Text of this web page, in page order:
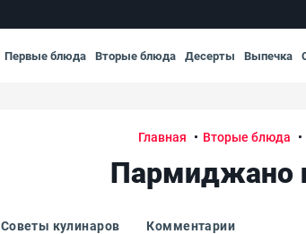
Первые блюда Вторые блюда Десерты Выпечка
Главная Вторые блюда
Пармиджано
Советы кулинаров Комментарии